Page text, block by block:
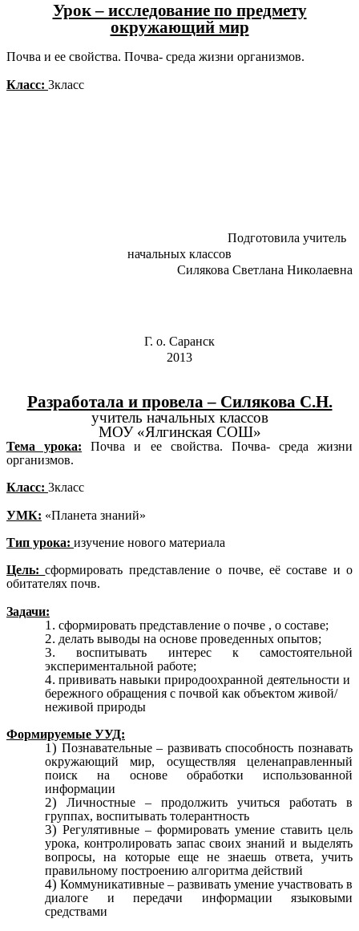
Урок – исследование по предмету
окружающий мир
Почва и ее свойства. Почва- среда жизни организмов.
Класс: 3класс
Подготовила учитель
начальных классов
Силякова Светлана Николаевна
Г. о. Саранск
2013
Разработала и провела – Силякова С.Н.
учитель начальных классов
МОУ «Ялгинская СОШ»
Тема урока: Почва и ее свойства. Почва- среда жизни
организмов.
Класс: 3класс
УМК: «Планета знаний»
Тип урока: изучение нового материала
Цель:сформировать представление о почве, её составе и о
обитателях почв.
Задачи:
сформировать представление о почве , о составе;
делать выводы на основе проведенных опытов;
воспитывать интерес к самостоятельной
экспериментальной работе;
прививать навыки природоохранной деятельности и
бережного обращения с почвой как объектом живой/
неживой природы
Формируемые УУД:
Познавательные – развивать способность познавать
окружающий мир, осуществляя целенаправленный
поиск на основе обработки использованной
информации
Личностные – продолжить учиться работать в
группах, воспитывать толерантность
Регулятивные – формировать умение ставить цель
урока, контролировать запас своих знаний и выделять
вопросы, на которые еще не знаешь ответа, учить
правильному построению алгоритма действий
Коммуникативные – развивать умение участвовать в
диалоге и передачи информации языковыми
средствами